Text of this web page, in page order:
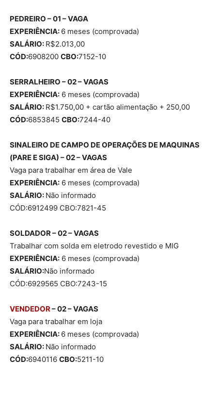
PEDREIRO – 01 – VAGA
EXPERIÊNCIA: 6 meses (comprovada)
SALÁRIO: R$2.013,00
CÓD:6908200 CBO:7152-10
SERRALHEIRO – 02 – VAGAS
EXPERIÊNCIA: 6 meses (comprovada)
SALÁRIO: R$1.750,00 + cartão alimentação + 250,00
CÓD:6853845 CBO:7244-40
SINALEIRO DE CAMPO DE OPERAÇÕES DE MAQUINAS
(PARE E SIGA) – 02 – VAGAS
Vaga para trabalhar em área de Vale
EXPERIÊNCIA: 6 meses (comprovada)
SALÁRIO: Não informado
CÓD:6912499 CBO:7821-45
SOLDADOR – 02 – VAGAS
Trabalhar com solda em eletrodo revestido e MIG
EXPERIÊNCIA: 6 meses (comprovada)
SALÁRIO:Não informado
CÓD:6929565 CBO:7243-15
VENDEDOR– 02 – VAGAS
Vaga para trabalhar em loja
EXPERIÊNCIA: 6 meses (comprovada)
SALÁRIO: Não informado
CÓD:6940116 CBO:5211-10